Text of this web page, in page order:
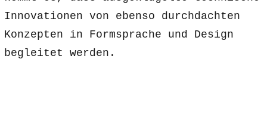
Innovationen von ebenso durchdachten
Konzepten in Formsprache und Design
begleitet werden.